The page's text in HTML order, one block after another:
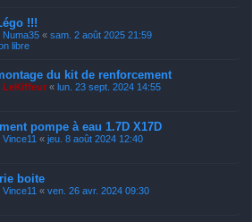
!!!
Numa35 « sam. 2 août 2025 21:59
libre
du kit de renforcement
LeKiffeur « lun. 23 sept. 2024 14:55
pompe à eau 1.7D X17D
Vince11 « jeu. 8 août 2024 12:40
boite
Vince11 « ven. 26 avr. 2024 09:30